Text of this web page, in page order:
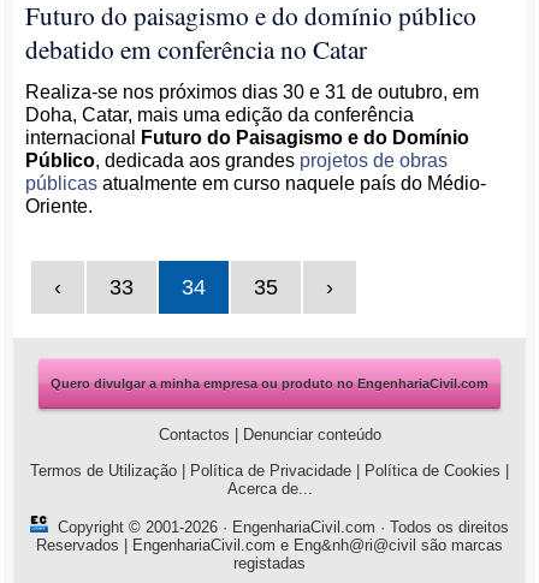
Futuro do paisagismo e do domínio público
debatido em conferência no Catar
Realiza-se nos próximos dias 30 e 31 de outubro, em
Doha, Catar, mais uma edição da conferência
internacional
Futuro do Paisagismo e do Domínio
Público, dedicada aos grandes projetos de obras
públicas atualmente em curso naquele país do Médio-
Oriente.
‹ 33 34 35 ›
Quero divulgar a minha empresa ou produto no EngenhariaCivil.com
Contactos
Denunciar conteúdo
Termos de Utilização
Política de Privacidade Política de Cookies
Acerca de...
Copyright © 2001-2026 · EngenhariaCivil.com · Todos os direitos
Reservados | EngenhariaCivil.com e Eng&nh@ri@civil são marcas
registadas